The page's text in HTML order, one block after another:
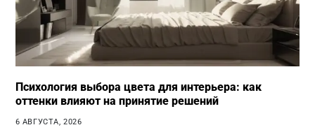
Психология выбора цвета для интерьера: как
оттенки влияют на принятие решений
6 АВГУСТА, 2026